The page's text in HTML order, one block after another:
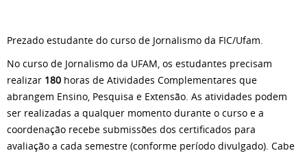
Prezado estudante do curso de Jornalismo da FIC/Ufam.
No curso de Jornalismo da UFAM, os estudantes precisam
realizar 180 horas de Atividades Complementares que
abrangem Ensino, Pesquisa e Extensão. As atividades podem
ser realizadas a qualquer momento durante o curso e a
coordenação recebe submissões dos certificados para
avaliação a cada semestre (conforme período divulgado). Cabe